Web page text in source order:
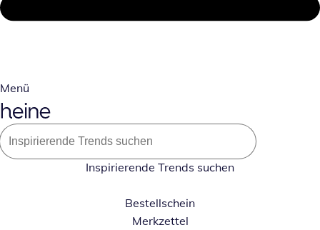
Menü
Inspirierende Trends suchen
Bestellschein
Merkzettel